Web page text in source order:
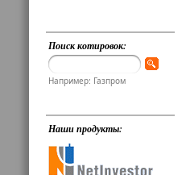
Поиск котировок:
Например: Газпром
Наши продукты: